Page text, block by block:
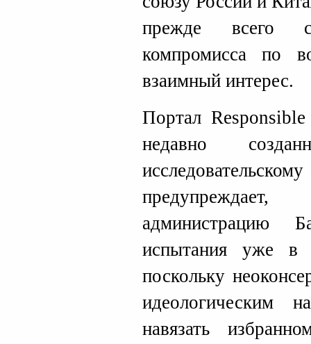
прежде всего
компромисса по
взаимный интерес.
Портал
недавно
администрацию
испытания уже в
поскольку
идеологическим
навязать